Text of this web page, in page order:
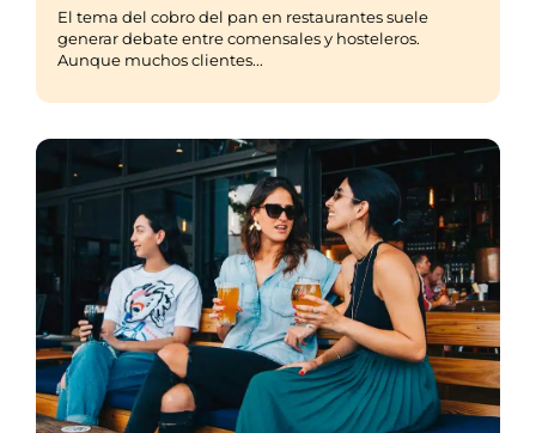
El tema del cobro del pan en restaurantes suele
generar debate entre comensales y hosteleros.
Aunque muchos clientes...